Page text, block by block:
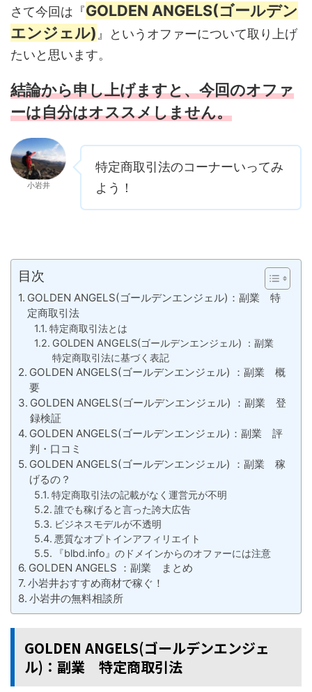
さて今回は『GOLDEN ANGELS(ゴールデン
エンジェル) 』というオファーについて取り上げ
たいと思います。
結論から申し上げますと、今回のオファ
ーは自分はオススメしません。
小岩井
特定商取引法のコーナーいってみ
よう！
目次
GOLDEN ANGELS(ゴールデンエンジェル)：副業 特
定商取引法
特定商取引法とは
GOLDEN ANGELS(ゴールデンエンジェル) ：副業
特定商取引法に基づく表記
GOLDEN ANGELS(ゴールデンエンジェル) ：副業 概
要
GOLDEN ANGELS(ゴールデンエンジェル) ：副業 登
録検証
GOLDEN ANGELS(ゴールデンエンジェル)：副業 評
判・口コミ
GOLDEN ANGELS(ゴールデンエンジェル) ：副業 稼
げるの？
特定商取引法の記載がなく運営元が不明
誰でも稼げると言った誇大広告
ビジネスモデルが不透明
悪質なオプトインアフィリエイト
『blbd.info』のドメインからのオファーには注意
GOLDEN ANGELS ：副業 まとめ
小岩井おすすめ商材で稼ぐ！
小岩井の無料相談所
GOLDEN ANGELS(ゴールデンエンジェ
ル)：副業 特定商取引法